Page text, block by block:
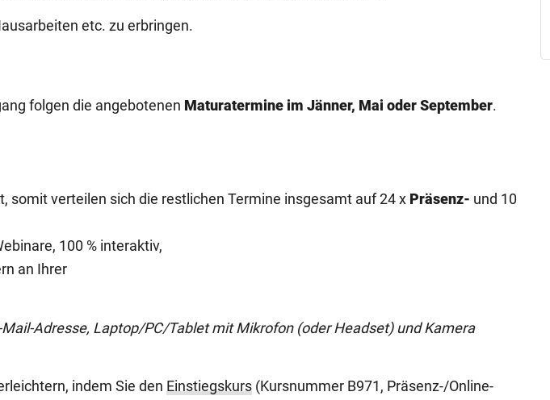
etc. zu erbringen.
folgen die angebotenen Maturatermine im Jänner, Mai oder September.
somit verteilen sich die restlichen Termine insgesamt auf 24 x Präsenz- und 10
100 % interaktiv,
an Ihrer
Adresse, Laptop/PC/Tablet mit Mikrofon (oder Headset) und Kamera
indem Sie den Einstiegskurs (Kursnummer B971, Präsenz-/Online-